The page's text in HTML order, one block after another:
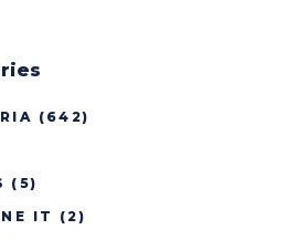
(642)
(5)
IT
(2)